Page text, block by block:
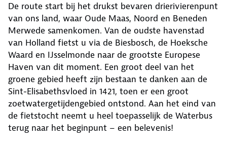
De route start bij het drukst bevaren drierivierenpunt
van ons land, waar Oude Maas, Noord en Beneden
Merwede samenkomen. Van de oudste havenstad
van Holland fietst u via de Biesbosch, de Hoeksche
Waard en IJsselmonde naar de grootste Europese
Haven van dit moment. Een groot deel van het
groene gebied heeft zijn bestaan te danken aan de
Sint-Elisabethsvloed in 1421, toen er een groot
zoetwatergetijdengebied ontstond. Aan het eind van
de fietstocht neemt u heel toepasselijk de Waterbus
terug naar het beginpunt – een belevenis!